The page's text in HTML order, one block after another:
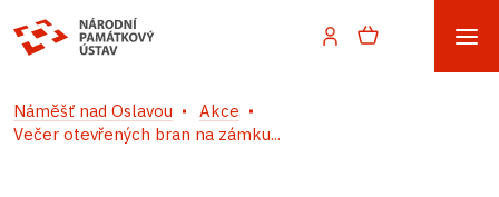
Náměšť nad Oslavou
Akce
Večer otevřených bran na zámku...